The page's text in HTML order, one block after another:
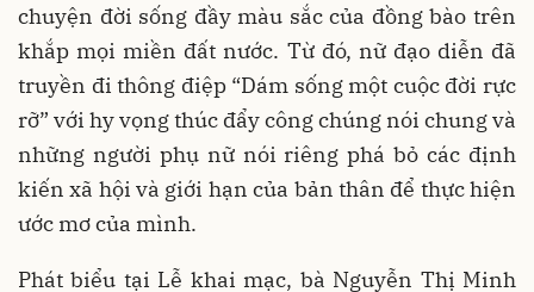
chuyện đời sống đầy màu sắc của đồng bào trên
khắp mọi miền đất nước. Từ đó, nữ đạo diễn đã
truyền đi thông điệp “Dám sống một cuộc đời rực
rỡ” với hy vọng thúc đẩy công chúng nói chung và
những người phụ nữ nói riêng phá bỏ các định
kiến xã hội và giới hạn của bản thân để thực hiện
ước mơ của mình.
Phát biểu tại Lễ khai mạc, bà Nguyễn Thị Minh